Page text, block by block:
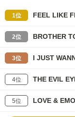
1位 FEEL LIKE
2位 BROTHER
3位 I JUST
4位 THE EVIL
5位 LOVE &